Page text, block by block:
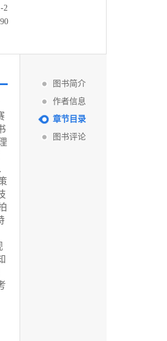
用书教师可登录机工
726174087）免费索
2
图书简介
作者信息
章节目录
图书评论